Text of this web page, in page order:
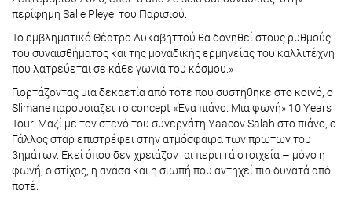
περίφημη Salle Pleyel του Παρισιού.
Το εμβληματικό Θέατρο Λυκαβηττού θα δονηθεί στους ρυθμούς
του συναισθήματος και της μοναδικής ερμηνείας του καλλιτέχνη
που λατρεύεται σε κάθε γωνιά του κόσμου.»
Γιορτάζοντας μια δεκαετία από τότε που συστήθηκε στο κοινό, ο
Slimane παρουσιάζει το concept «Ένα πιάνο. Μια φωνή» 10 Years
Tour. Μαζί με τον στενό του συνεργάτη Yaacov Salah στο πιάνο, ο
Γάλλος σταρ επιστρέφει στην ατμόσφαιρα των πρώτων του
βημάτων. Εκεί όπου δεν χρειάζονται περιττά στοιχεία – μόνο η
φωνή, ο στίχος, η ανάσα και η σιωπή που αντηχεί πιο δυνατά από
ποτέ.